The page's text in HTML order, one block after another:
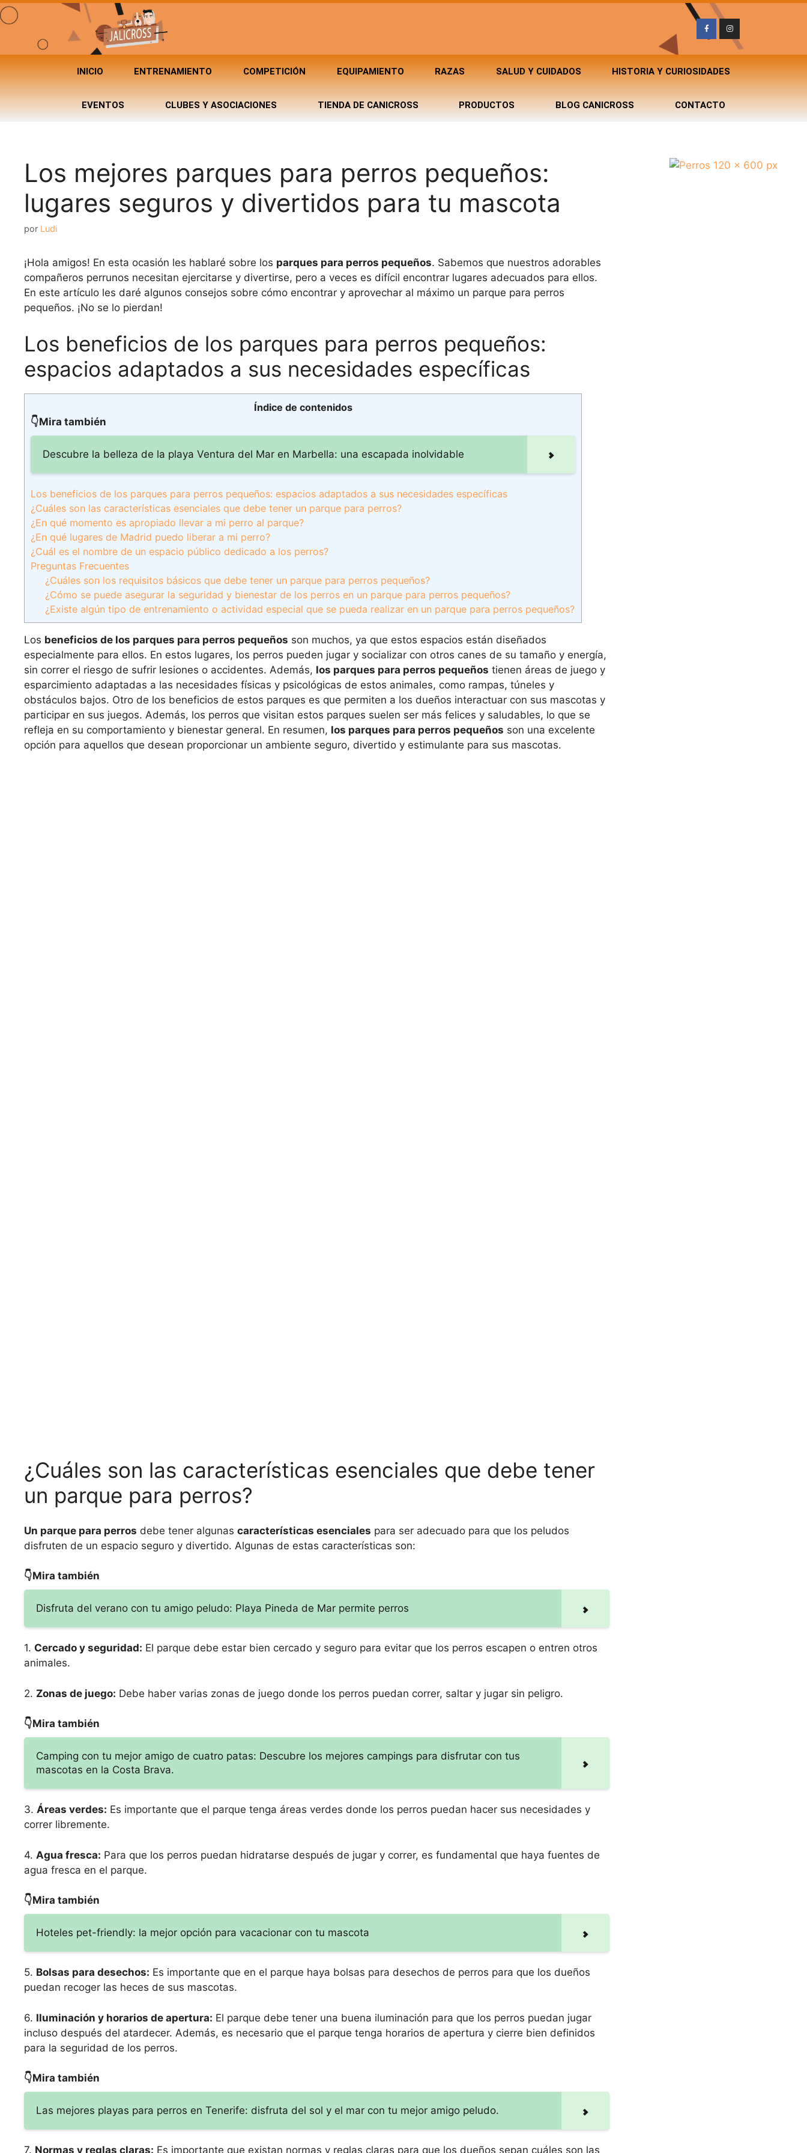
INICIO ENTRENAMIENTO COMPETICIÓN EQUIPAMIENTO RAZAS SALUD Y CUIDADOS HISTORIA Y CURIOSIDADES
EVENTOS CLUBES Y ASOCIACIONES TIENDA DE CANICROSS PRODUCTOS BLOG CANICROSS CONTACTO
Los mejores parques para perros pequeños:
lugares seguros y divertidos para tu mascota
por Ludi
¡Hola amigos! En esta ocasión les hablaré sobre los parques para perros pequeños. Sabemos que nuestros adorables
compañeros perrunos necesitan ejercitarse y divertirse, pero a veces es difícil encontrar lugares adecuados para ellos.
En este artículo les daré algunos consejos sobre cómo encontrar y aprovechar al máximo un parque para perros
pequeños. ¡No se lo pierdan!
Los beneficios de los parques para perros pequeños:
espacios adaptados a sus necesidades específicas
Índice de contenidos
👇Mira también
Descubre la belleza de la playa Ventura del Mar en Marbella: una escapada inolvidable
Los beneficios de los parques para perros pequeños: espacios adaptados a sus necesidades específicas
¿Cuáles son las características esenciales que debe tener un parque para perros?
¿En qué momento es apropiado llevar a mi perro al parque?
¿En qué lugares de Madrid puedo liberar a mi perro?
¿Cuál es el nombre de un espacio público dedicado a los perros?
Preguntas Frecuentes
¿Cuáles son los requisitos básicos que debe tener un parque para perros pequeños?
¿Cómo se puede asegurar la seguridad y bienestar de los perros en un parque para perros pequeños?
¿Existe algún tipo de entrenamiento o actividad especial que se pueda realizar en un parque para perros pequeños?
Los beneficios de los parques para perros pequeños son muchos, ya que estos espacios están diseñados
especialmente para ellos. En estos lugares, los perros pueden jugar y socializar con otros canes de su tamaño y energía,
sin correr el riesgo de sufrir lesiones o accidentes. Además, los parques para perros pequeños tienen áreas de juego y
esparcimiento adaptadas a las necesidades físicas y psicológicas de estos animales, como rampas, túneles y
obstáculos bajos. Otro de los beneficios de estos parques es que permiten a los dueños interactuar con sus mascotas y
participar en sus juegos. Además, los perros que visitan estos parques suelen ser más felices y saludables, lo que se
refleja en su comportamiento y bienestar general. En resumen, los parques para perros pequeños son una excelente
opción para aquellos que desean proporcionar un ambiente seguro, divertido y estimulante para sus mascotas.
¿Cuáles son las características esenciales que debe tener
un parque para perros?
Un parque para perros debe tener algunas características esenciales para ser adecuado para que los peludos
disfruten de un espacio seguro y divertido. Algunas de estas características son:
👇Mira también
Disfruta del verano con tu amigo peludo: Playa Pineda de Mar permite perros
1. Cercado y seguridad: El parque debe estar bien cercado y seguro para evitar que los perros escapen o entren otros
animales.
2. Zonas de juego: Debe haber varias zonas de juego donde los perros puedan correr, saltar y jugar sin peligro.
👇Mira también
Camping con tu mejor amigo de cuatro patas: Descubre los mejores campings para disfrutar con tus
mascotas en la Costa Brava.
3. Áreas verdes: Es importante que el parque tenga áreas verdes donde los perros puedan hacer sus necesidades y
correr libremente.
4. Agua fresca: Para que los perros puedan hidratarse después de jugar y correr, es fundamental que haya fuentes de
agua fresca en el parque.
👇Mira también
Hoteles pet-friendly: la mejor opción para vacacionar con tu mascota
5. Bolsas para desechos: Es importante que en el parque haya bolsas para desechos de perros para que los dueños
puedan recoger las heces de sus mascotas.
6. Iluminación y horarios de apertura: El parque debe tener una buena iluminación para que los perros puedan jugar
incluso después del atardecer. Además, es necesario que el parque tenga horarios de apertura y cierre bien definidos
para la seguridad de los perros.
👇Mira también
Las mejores playas para perros en Tenerife: disfruta del sol y el mar con tu mejor amigo peludo.
7. Normas y reglas claras: Es importante que existan normas y reglas claras para que los dueños sepan cuáles son las